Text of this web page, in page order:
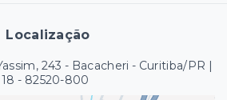
Localização
243 - Bacacheri - Curitiba/PR |
- 82520-800